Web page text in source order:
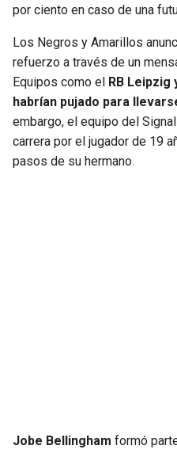
COWBOYS
GIANTS
COMMANDERS
CLIPPERS
LAKERS
por ciento en caso de una
Los Negros y Amarillos
refuerzo a través de un
Equipos como el RB
habrían pujado para
embargo, el equipo del
carrera por el jugador de 19
pasos de su hermano.
Jobe Bellingham formó